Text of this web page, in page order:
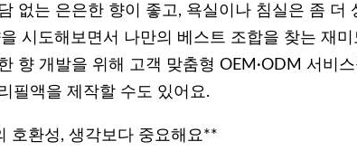
없는 은은한 향이 좋고, 욕실이나 침실은 좀 더
시도해보면서 나만의 베스트 조합을 찾는 재
향 개발을 위해 고객 맞춤형 OEM·ODM 서비
필액을 제작할 수도 있어요.
호환성, 생각보다 중요해요**